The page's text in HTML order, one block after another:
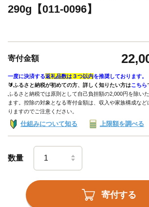
290g【011-0096】
寄付金額
一度に決済する返礼品数は３つ以内を推奨しております。
🔰ふるさと納税が初めての方、詳しく知りたい方はこちら
ふるさと納税では原則として自己負担額の2,000円を除い
ます。控除の対象となる寄付金額は、収入や家族構成な
りますのでご注意ください。
仕組みについて知る 上限額を調べる
数量
寄付する